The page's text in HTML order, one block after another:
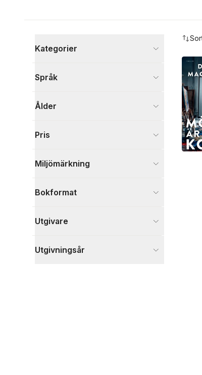
Kategorier
Visa fler
Språk
Ålder
Pris
Miljömärkning
Bokformat
Utgivare
Utgivningsår